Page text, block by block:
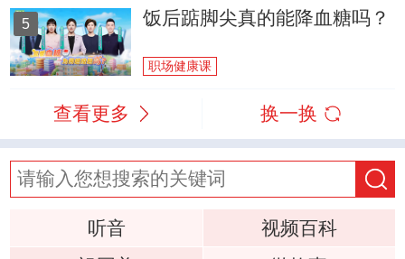
5 饭后踮脚尖真的能降血糖吗？
职场健康课
查看更多 换一换
听音
视频百科